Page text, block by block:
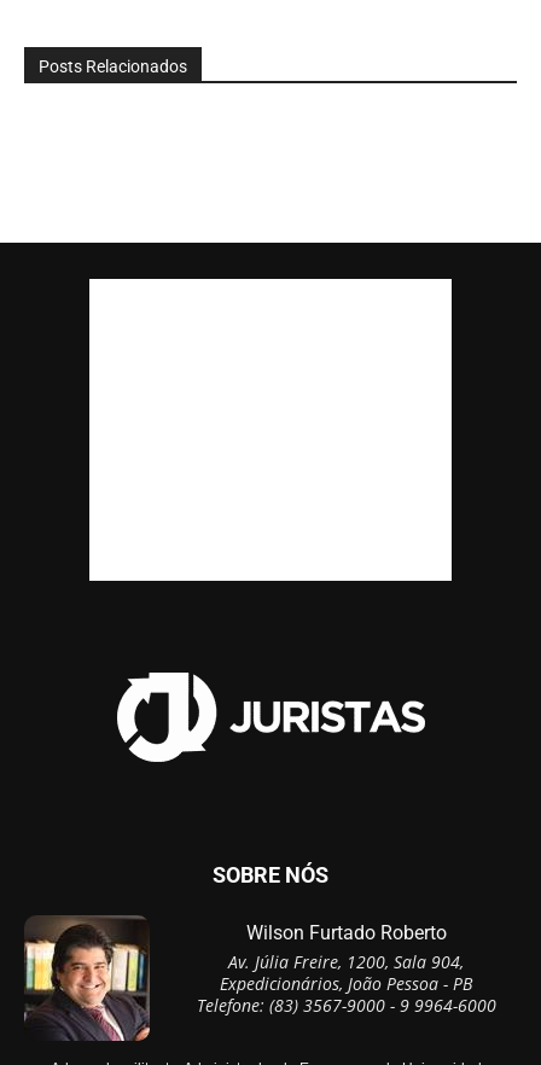
Posts Relacionados
SOBRE NÓS
Wilson Furtado Roberto
Av. Júlia Freire, 1200, Sala 904,
Expedicionários, João Pessoa - PB
Telefone: (83) 3567-9000 - 9 9964-6000